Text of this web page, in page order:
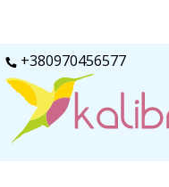
+380970456577